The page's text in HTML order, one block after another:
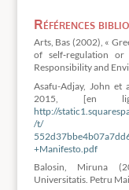
Références
Arts, Bas (2002), «
of self‐regulation or
Responsibility and
Asafu-Adjay, John et
2015, [en
http://
/t/
+Manifesto.pdf
Balosin, Miruna
Universitatis. Petru